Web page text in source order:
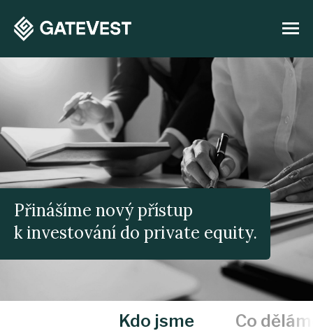
Přinášíme nový přístup
k investování do private equity.
Kdo jsme Co